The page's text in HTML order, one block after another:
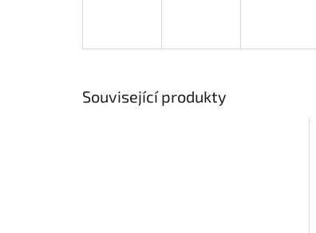
Související produkty